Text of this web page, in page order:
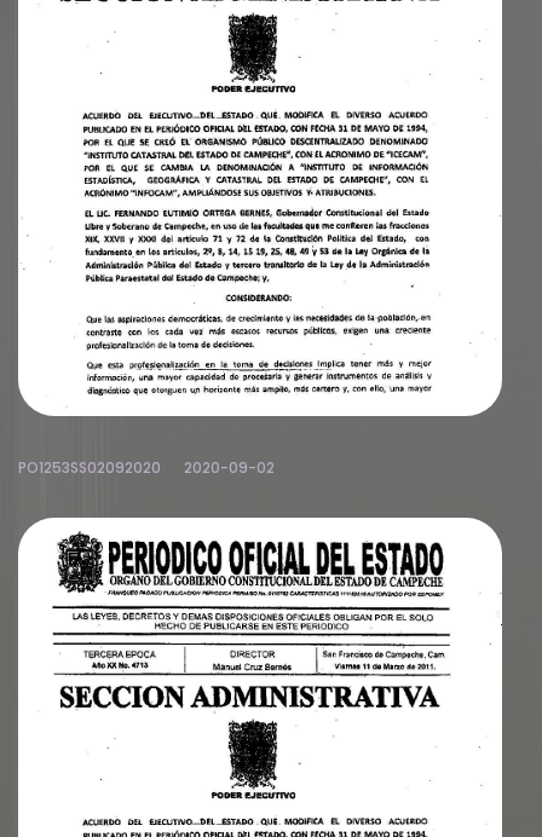
PO1253SS02092020 2020-09-02